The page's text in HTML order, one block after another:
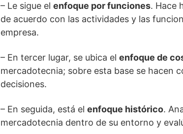
– Le sigue el enfoque por funciones. Hace
de acuerdo con las actividades y las
empresa.
– En tercer lugar, se ubica el enfoque de
mercadotecnia; sobre esta base se hacen
decisiones.
– En seguida, está el enfoque histórico.
mercadotecnia dentro de su entorno y